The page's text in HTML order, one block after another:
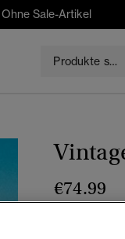
Sale-Artikel
€74.99